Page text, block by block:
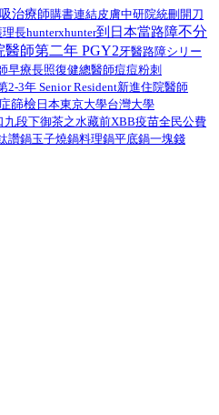
治療師購書連結皮膚中研院統刪 開刀
理長hunterxhunter到日本當路障不分
醫師第二年 PGY2牙醫路障シリー
早療長照復健總醫師痘痘粉刺
2-3年 Senior Resident新進住院醫師
篩檢 日本東京大學台灣大學
九段下御茶之水藏前XBB疫苗全民公費
讚鍋玉子燒鍋料理鍋平底鍋一塊錢